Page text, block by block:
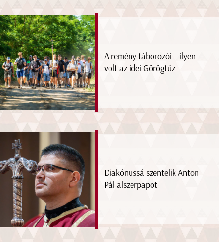
A remény táborozói – ilyen
volt az idei Görögtűz
Diakónussá szentelik Anton
Pál alszerpapot